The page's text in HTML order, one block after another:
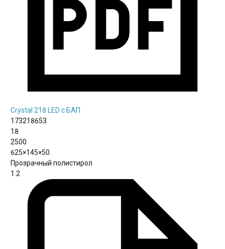
Crystal 218 LED с БАП
173218653
18
2500
625×145×50
Прозрачный полистирол
1.2